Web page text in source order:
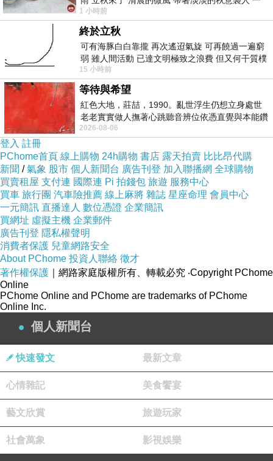
下子 又被赤
1 小時前
終於立秋
可有海豚白白靠攏 再次遙迢氣旋 可再饒過一遍窮
弱 雖人間活動 已達文明極致之浪費 但又何干質樸
者 只能白白陪葬
15 小時前
等待與希望
紅色大地，莊喆，1990。亂世浮生仍想立身處世
老老實實做人撫著心跳聽音辨位依憑直覺與本能鑽
向裂隙的亮處探索另一個心聲另一個共鳴的
2026-08-06
登入 註冊
PChome首頁 線上購物 24h購物 書店 露天拍賣 比比昂代購
新聞 /氣象 股市 個人新聞台 廣告刊登 加入聯播網 全球購物
買賣租屋 支付連 國際連 Pi 拍錢包 旅遊 服務中心
買車 旅行團 汽車險推薦 線上麻將 雜誌 星座命理 會員中心
一元簡訊 直播達人 數位憑證 企業簡訊
買網址 虛擬主機 企業郵件
廣告刊登 隱私權聲明
消費者保護 兒童網路安全
About PChome 投資人聯絡 徵才
著作權保護 ｜網路家庭版權所有、轉載必究 ‧Copyright PChome
Online
PChome Online and PChome are trademarks of PChome
Online Inc.
個人新聞台
快速發文 最新文章
心情雜記 美食饗宴
藝文欣賞 旅遊玩家
社會萬象 影視娛樂